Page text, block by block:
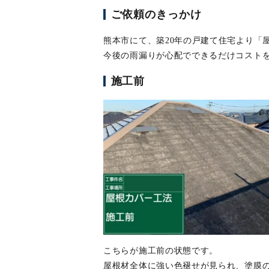
ご依頼のきっかけ
熊本市にて、築20年の戸建て住宅より「
今後の雨漏りが心配でできるだけコスト
施工前
こちらが施工前の状態です。
屋根材全体に強い色褪せが見られ、塗膜